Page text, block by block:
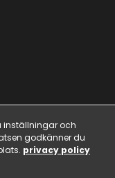
före alla andra!
inställningar och
godkänner du
privacy policy